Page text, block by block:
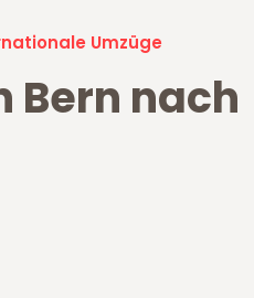
Umzüge
Bern nach